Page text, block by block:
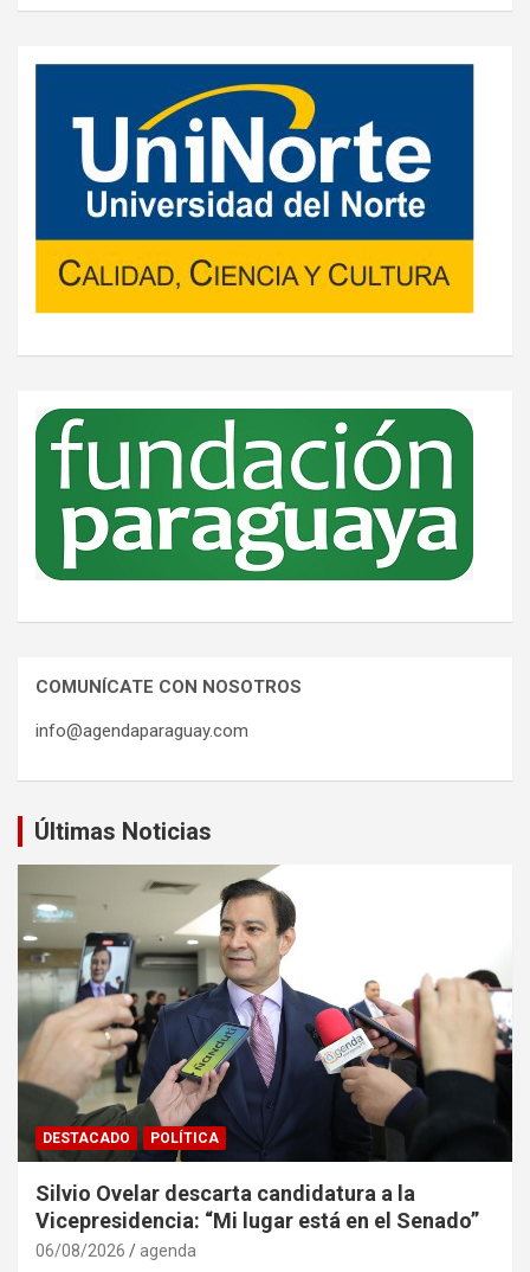
COMUNÍCATE CON NOSOTROS
info@agendaparaguay.com
Últimas Noticias
DESTACADO POLÍTICA
Silvio Ovelar descarta candidatura a la
Vicepresidencia: “Mi lugar está en el Senado”
06/08/2026 agenda